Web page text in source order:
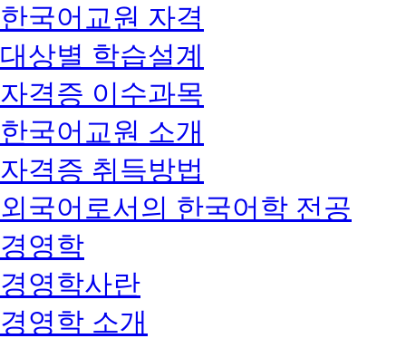
한국어교원 자격
대상별 학습설계
자격증 이수과목
한국어교원 소개
자격증 취득방법
외국어로서의 한국어학 전공
경영학
경영학사란
경영학 소개